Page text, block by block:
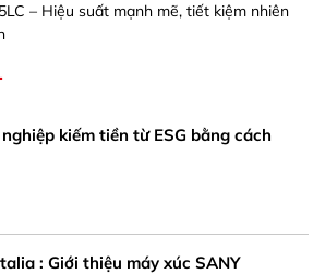
– Hiệu suất mạnh mẽ, tiết kiệm nhiên
kiếm tiền từ ESG bằng cách
: Giới thiệu máy xúc SANY